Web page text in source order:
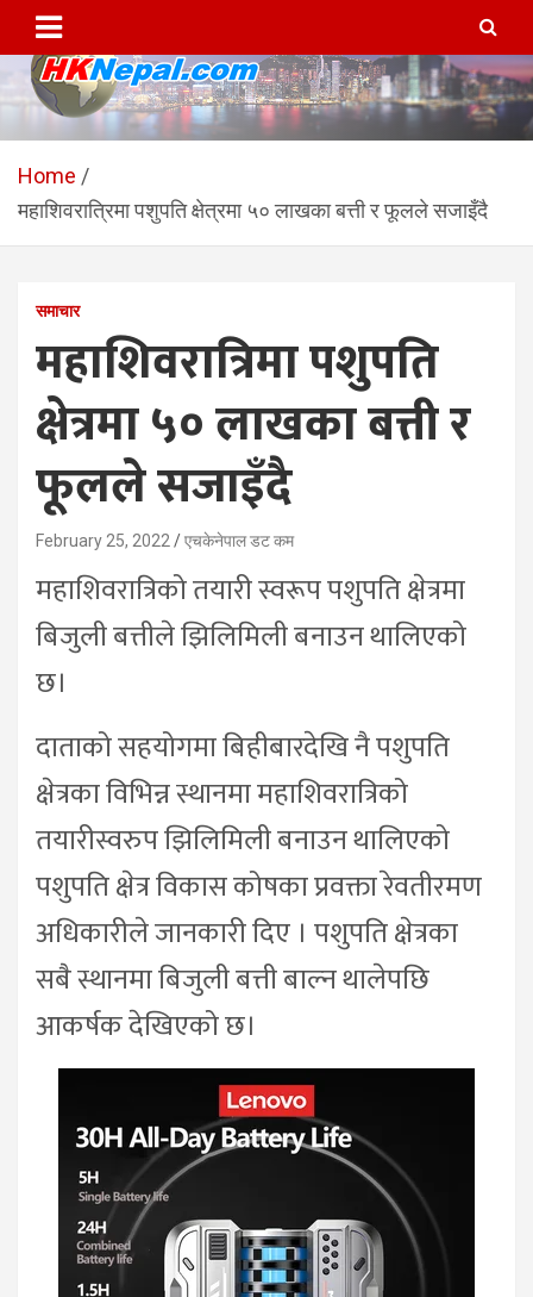
content
HKNepal.com – हङकङबाट
सञ्चालित पहिलो नेपाली अनलाईन
पत्रिका
hknepal, hknepal.com, hk nepal, hk nepal com
Home
महाशिवरात्रिमा पशुपति क्षेत्रमा ५० लाखका बत्ती र फूलले सजाइँदै
समाचार
महाशिवरात्रिमा पशुपति
क्षेत्रमा ५० लाखका बत्ती र
फूलले सजाइँदै
February 25, 2022 एचकेनेपाल डट कम
महाशिवरात्रिको तयारी स्वरूप पशुपति क्षेत्रमा
बिजुली बत्तीले झिलिमिली बनाउन थालिएको
छ।
दाताको सहयोगमा बिहीबारदेखि नै पशुपति
क्षेत्रका विभिन्न स्थानमा महाशिवरात्रिको
तयारीस्वरुप झिलिमिली बनाउन थालिएको
पशुपति क्षेत्र विकास कोषका प्रवक्ता रेवतीरमण
अधिकारीले जानकारी दिए । पशुपति क्षेत्रका
सबै स्थानमा बिजुली बत्ती बाल्न थालेपछि
आकर्षक देखिएको छ।